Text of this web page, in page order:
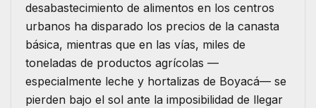
desabastecimiento de alimentos en los centros
urbanos ha disparado los precios de la canasta
básica, mientras que en las vías, miles de
toneladas de productos agrícolas —
especialmente leche y hortalizas de Boyacá— se
pierden bajo el sol ante la imposibilidad de llegar